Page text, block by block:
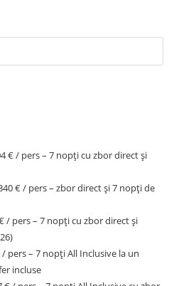
€ / pers – 7 nopți cu zbor direct și
€ / pers – zbor direct și 7 nopți de
/ pers – 7 nopți cu zbor direct și
pers – 7 nopți All Inclusive la un
incluse